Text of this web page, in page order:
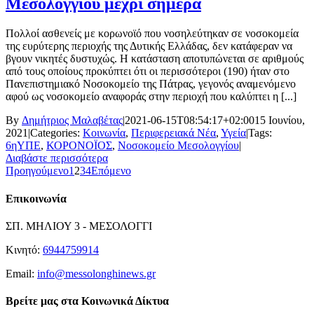
Μεσολογγίου μέχρι σήμερα
Πολλοί ασθενείς με κορωνοϊό που νοσηλεύτηκαν σε νοσοκομεία
της ευρύτερης περιοχής της Δυτικής Ελλάδας, δεν κατάφεραν να
βγουν νικητές δυστυχώς. Η κατάσταση αποτυπώνεται σε αριθμούς
από τους οποίους προκύπτει ότι οι περισσότεροι (190) ήταν στο
Πανεπιστημιακό Νοσοκομείο της Πάτρας, γεγονός αναμενόμενο
αφού ως νοσοκομείο αναφοράς στην περιοχή που καλύπτει η [...]
By Δημήτριος Μαλαβέτας|2021-06-15T08:54:17+02:0015 Ιουνίου,
2021 |Categories: Κοινωνία, Περιφερειακά Νέα, Υγεία|Tags:
6ηΥΠΕ, ΚΟΡΟΝΟΪΟΣ, Νοσοκομείο Μεσολογγίου|
Διαβάστε περισσότερα
Προηγούμενο1 234Επόμενο
Επικοινωνία
ΣΠ. ΜΗΛΙΟΥ 3 - ΜΕΣΟΛΟΓΓΙ
Κινητό: 6944759914
Email: info@messolonghinews.gr
Βρείτε μας στα Κοινωνικά Δίκτυα